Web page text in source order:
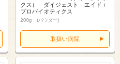
クス） ダイジェスト－エイド＋
プロバイオティクス
200g (パウダー)
取扱い病院